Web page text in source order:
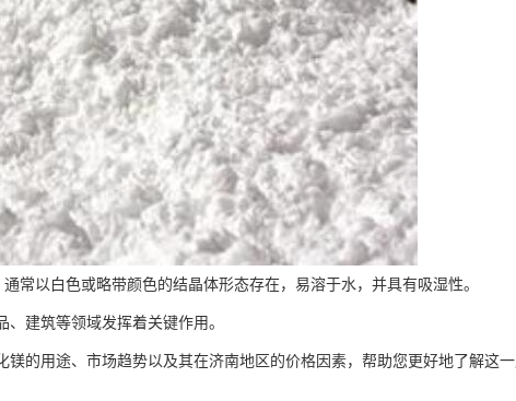
常以白色或略带颜色的结晶体形态存在，易溶于水，并具有吸湿性。
建筑等领域发挥着关键作用。
镁的用途、市场趋势以及其在济南地区的价格因素，帮助您更好地了解这